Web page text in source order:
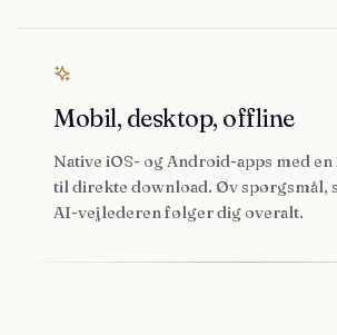
Mobil, desktop, offline
Native iOS- og Android-apps med
til direkte download. Øv spørgsmål,
AI-vejlederen følger dig overalt.